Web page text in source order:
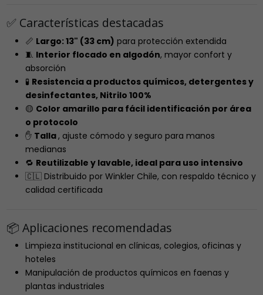
✅ Características destacadas
📏 Largo: 13" (33 cm) para protección extendida
🧵 Interior flocado en algodón, mayor confort y
absorción
🧪 Resistencia a productos químicos, detergentes y
desinfectantes, Nitrilo 100%
🟡 Color amarillo para fácil identificación por área
o protocolo
✋ Talla, ajuste cómodo y seguro para manos
medianas
🔁 Reutilizable y lavable, ideal para uso intensivo
🇨🇱 Distribuido por Winkler Chile, con respaldo técnico y
calidad certificada
📦 Aplicaciones recomendadas
Limpieza institucional en clínicas, colegios, oficinas y
hoteles
Manipulación de productos químicos en faenas y
plantas industriales